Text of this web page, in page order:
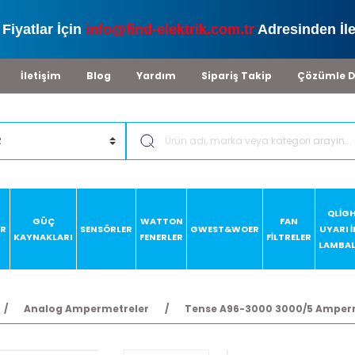
Fiyatlar İçin info@find-elektrik.com.trAdresinden
İletişim Blog Yardım Sipariş Takip Çözümle
GÜÇ
KAYNAKLARI
SENSÖRLER
WATTON
FENERLER
GWEST&WOER
FAN
FİLTRELER
UYARI
Analog Ampermetreler Tense A96-3000 3000/5